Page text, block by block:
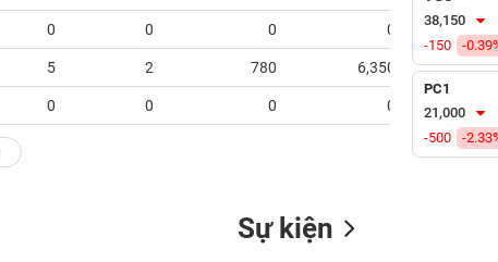
0 0 0 0 0.00
5 2 780 6,350 0.00
0 0 0 0 0.00
38,150
-150
-
PC1
21,000
-500
-
Sự kiện